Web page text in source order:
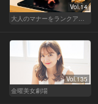
Vol.14
大人のマナーをランクアップせよ
Vol.135
金曜美女劇場